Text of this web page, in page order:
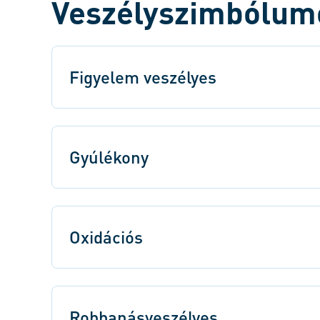
Figyelem veszélyes
Gyúlékony
Oxidációs